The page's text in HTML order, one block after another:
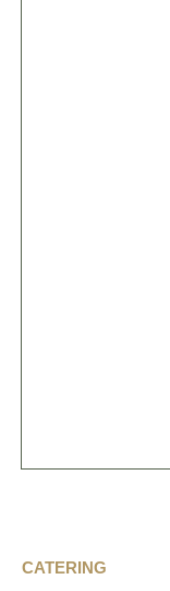
CATERING